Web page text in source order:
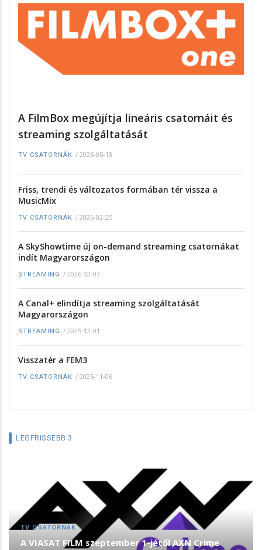
A FilmBox megújítja lineáris csatornáit és
streaming szolgáltatását
TV CSATORNÁK / 2026-05-13
Friss, trendi és változatos formában tér vissza a
MusicMix
TV CSATORNÁK / 2026-02-25
A SkyShowtime új on-demand streaming csatornákat
indít Magyarországon
STREAMING / 2026-02-03
A Canal+ elindítja streaming szolgáltatását
Magyarországon
STREAMING / 2025-12-01
Visszatér a FEM3
TV CSATORNÁK / 2025-11-06
LEGFRISSEBB 3
TV CSATORNÁK
A VIASAT FILM szeptember 1-jétől AXN Crime